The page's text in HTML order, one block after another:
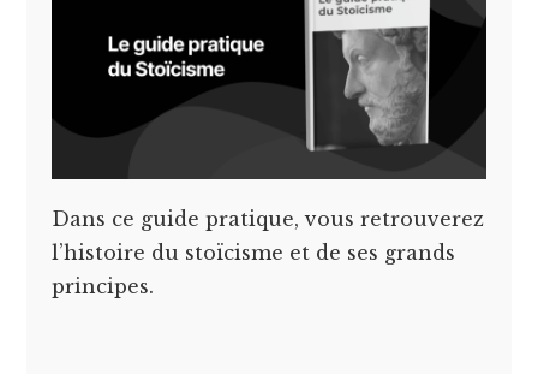
Dans ce guide pratique, vous retrouverez
l’histoire du stoïcisme et de ses grands
principes.